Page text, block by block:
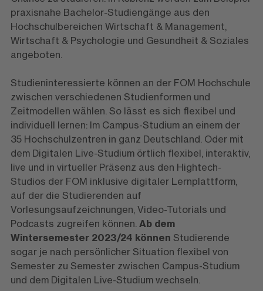
praxisnahe Bachelor-Studiengänge aus den
Hochschulbereichen Wirtschaft & Management,
Wirtschaft & Psychologie und Gesundheit & Soziales
angeboten.
Studieninteressierte können an der FOM Hochschule
zwischen verschiedenen Studienformen und
Zeitmodellen wählen. So lässt es sich flexibel und
individuell lernen: Im Campus-Studium an einem der
35 Hochschulzentren in ganz Deutschland. Oder mit
dem Digitalen Live-Studium örtlich flexibel, interaktiv,
live und in virtueller Präsenz aus den Hightech-
Studios der FOM inklusive digitaler Lernplattform,
auf der die Studierenden auf
Vorlesungsaufzeichnungen, Video-Tutorials und
Podcasts zugreifen können. Ab dem
Wintersemester 2023/24 können Studierende
sogar je nach persönlicher Situation flexibel von
Semester zu Semester zwischen Campus-Studium
und dem Digitalen Live-Studium wechseln.